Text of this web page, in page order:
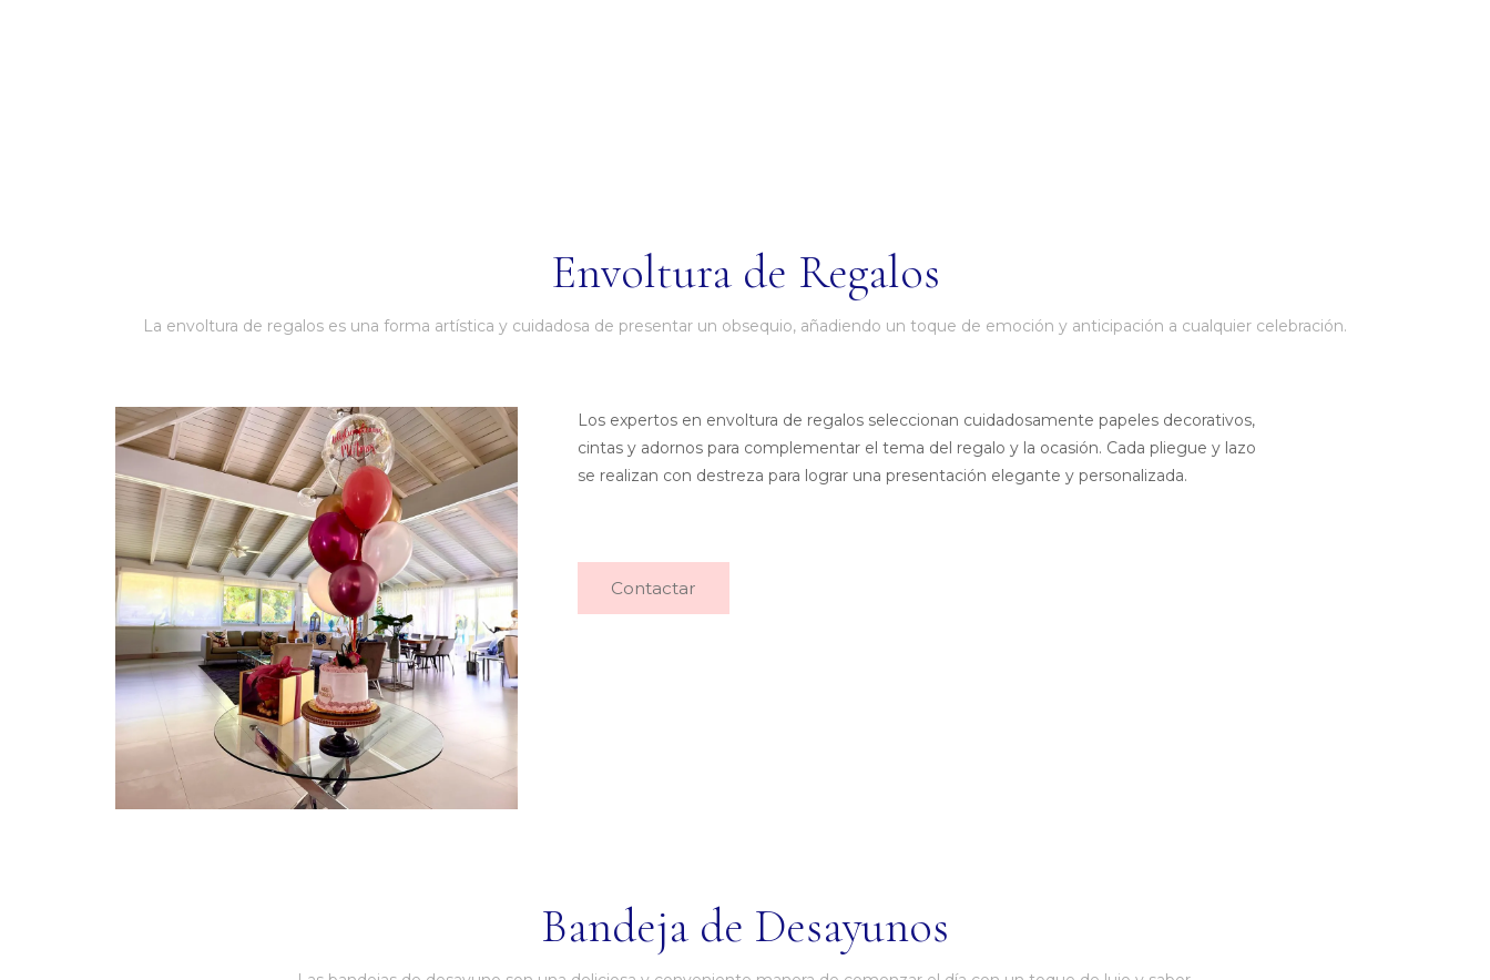
Envoltura de Regalos
La envoltura de regalos es una forma artística y cuidadosa de presentar un obsequio, añadiendo un toque de emoción y anticipación a cualquier celebración.
Los expertos en envoltura de regalos seleccionan cuidadosamente papeles decorativos,
cintas y adornos para complementar el tema del regalo y la ocasión. Cada pliegue y lazo
se realizan con destreza para lograr una presentación elegante y personalizada.
Contactar
Bandeja de Desayunos